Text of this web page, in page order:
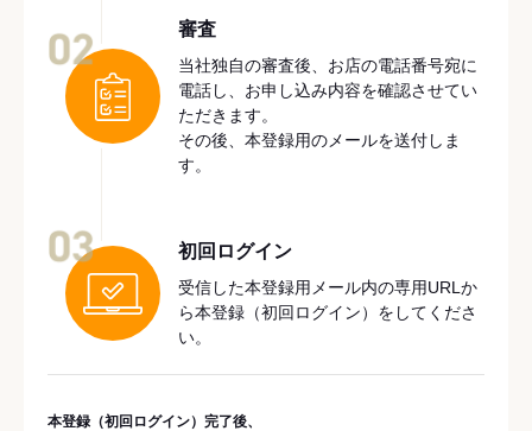
審査
当社独自の審査後、お店の電話番号宛に
電話し、お申し込み内容を確認させてい
ただきます。
その後、本登録用のメールを送付しま
す。
初回ログイン
受信した本登録用メール内の専用URLか
ら本登録（初回ログイン）をしてくださ
い。
本登録（初回ログイン）完了後、